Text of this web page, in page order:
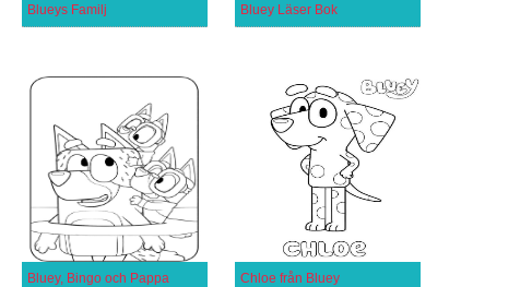
Blueys Familj Bluey Läser Bok
Bluey, Bingo och Pappa Chloe från Bluey